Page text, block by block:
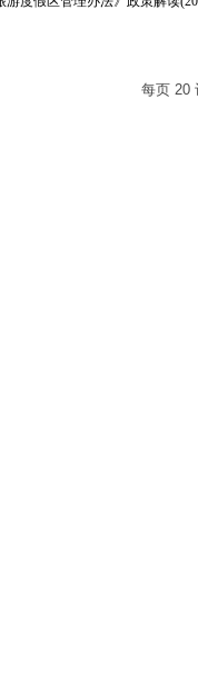
每页 20